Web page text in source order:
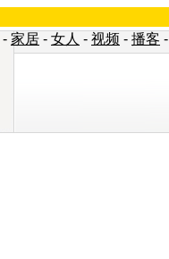
- 家居 - 女人 - 视频 - 播客 -